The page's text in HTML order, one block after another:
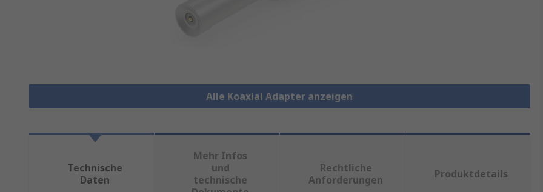
Alle Koaxial Adapter anzeigen
Technische
Daten
Mehr Infos
und
technische
Rechtliche
Anforderungen
Produktdetails